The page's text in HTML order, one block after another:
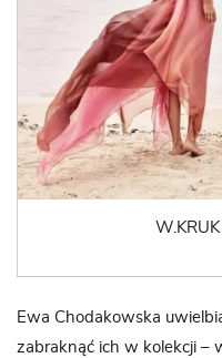
Ewa Chodakowska
zabraknąć ich w kolekcji –